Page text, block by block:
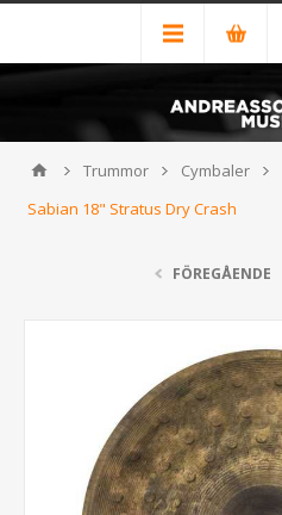
Trummor Cymbaler
Sabian 18" Stratus Dry Crash
FÖREGÅENDE